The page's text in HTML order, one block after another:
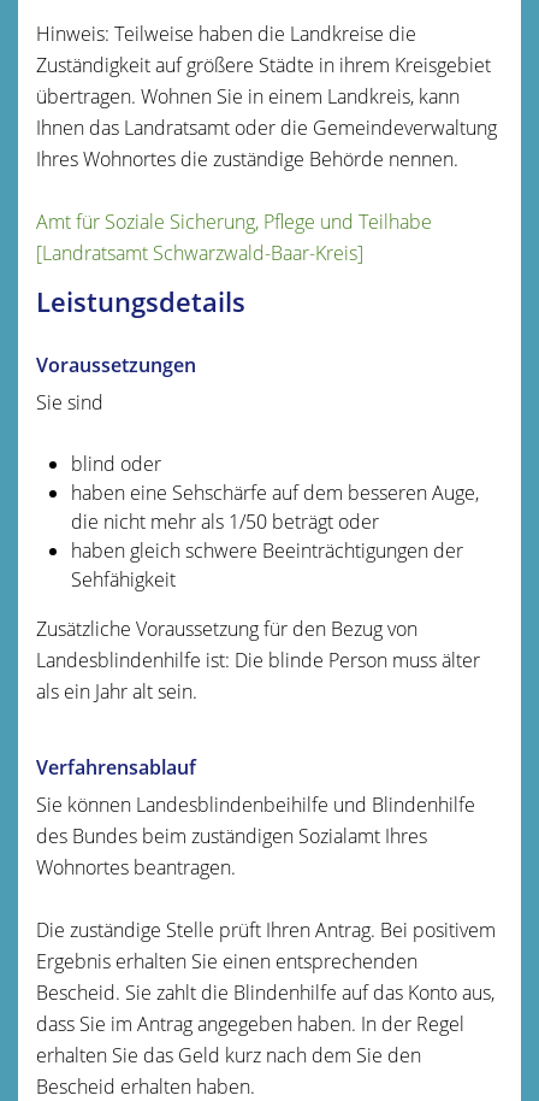
Hinweis: Teilweise haben die Landkreise die
Zuständigkeit auf größere Städte in ihrem Kreisgebiet
übertragen. Wohnen Sie in einem Landkreis, kann
Ihnen das Landratsamt oder die Gemeindeverwaltung
Ihres Wohnortes die zuständige Behörde nennen.
Amt für Soziale Sicherung, Pflege und Teilhabe
[Landratsamt Schwarzwald-Baar-Kreis]
Leistungsdetails
Voraussetzungen
Sie sind
blind oder
haben eine Sehschärfe auf dem besseren Auge,
die nicht mehr als 1/50 beträgt oder
haben gleich schwere Beeinträchtigungen der
Sehfähigkeit
Zusätzliche Voraussetzung für den Bezug von
Landesblindenhilfe ist: Die blinde Person muss älter
als ein Jahr alt sein.
Verfahrensablauf
Sie können Landesblindenbeihilfe und Blindenhilfe
des Bundes beim zuständigen Sozialamt Ihres
Wohnortes beantragen.
Die zuständige Stelle prüft Ihren Antrag. Bei positivem
Ergebnis erhalten Sie einen entsprechenden
Bescheid. Sie zahlt die Blindenhilfe auf das Konto aus,
dass Sie im Antrag angegeben haben. In der Regel
erhalten Sie das Geld kurz nach dem Sie den
Bescheid erhalten haben.